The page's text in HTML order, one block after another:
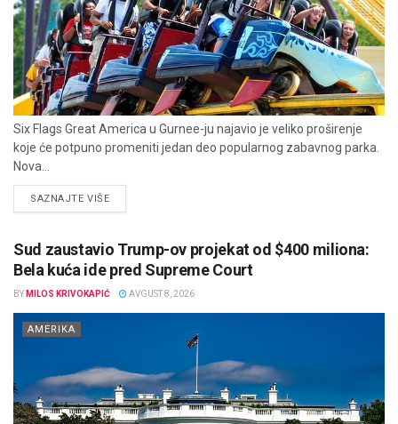
Six Flags Great America u Gurnee-ju najavio je veliko proširenje
koje će potpuno promeniti jedan deo popularnog zabavnog parka.
Nova...
SAZNAJTE VIŠEDETAILS
Sud zaustavio Trump-ov projekat od $400 miliona:
Bela kuća ide pred Supreme Court
BY MILOS KRIVOKAPIĆ AVGUST 8, 2026
AMERIKA